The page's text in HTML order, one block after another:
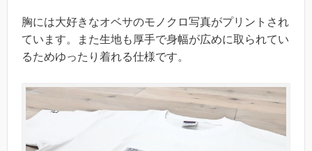
胸には大好きなオベサのモノクロ写真がプリントされ
ています。また生地も厚手で身幅が広めに取られてい
るためゆったり着れる仕様です。